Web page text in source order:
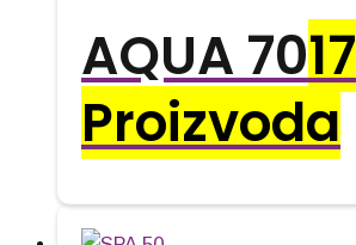
AQUA 7017
Proizvoda